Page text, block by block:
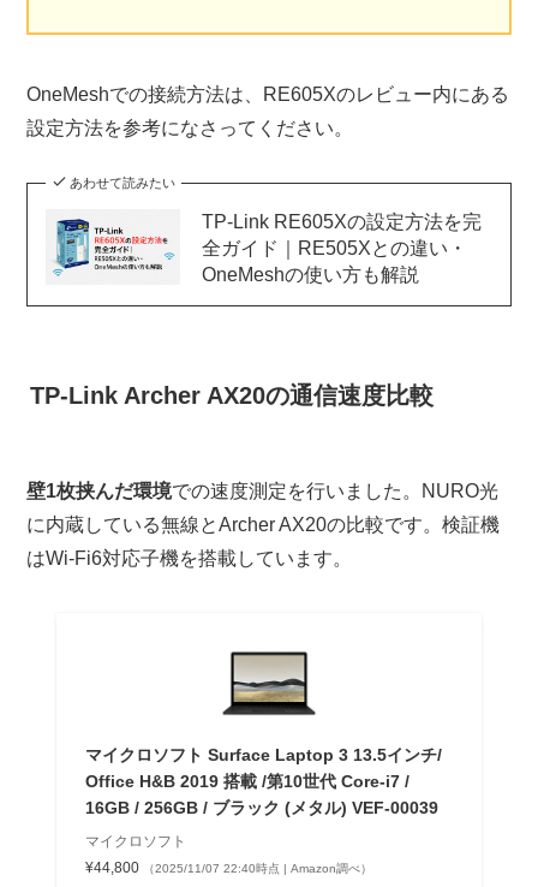
OneMeshでの接続方法は、RE605Xのレビュー内にある
設定方法を参考になさってください。
あわせて読みたい
TP-Link RE605Xの設定方法を完
全ガイド｜RE505Xとの違い・
OneMeshの使い方も解説
TP-Link Archer AX20の通信速度比較
壁1枚挟んだ環境での速度測定を行いました。NURO光
に内蔵している無線とArcher AX20の比較です。検証機
はWi-Fi6対応子機を搭載しています。
マイクロソフト Surface Laptop 3 13.5インチ/
Office H&B 2019 搭載 /第10世代 Core-i7 /
16GB / 256GB / ブラック (メタル) VEF-00039
マイクロソフト
¥44,800
（2025/11/07 22:40時点 | Amazon調べ）